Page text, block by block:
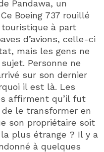
Pandawa, un
Boeing 737 rouillé
à part
d’avions, celle-ci
mais les gens ne
Personne ne
sur son dernier
il est là. Les
affirment qu’il fut
le transformer en
son propriétaire soit
plus étrange ? Il y a
à quelques